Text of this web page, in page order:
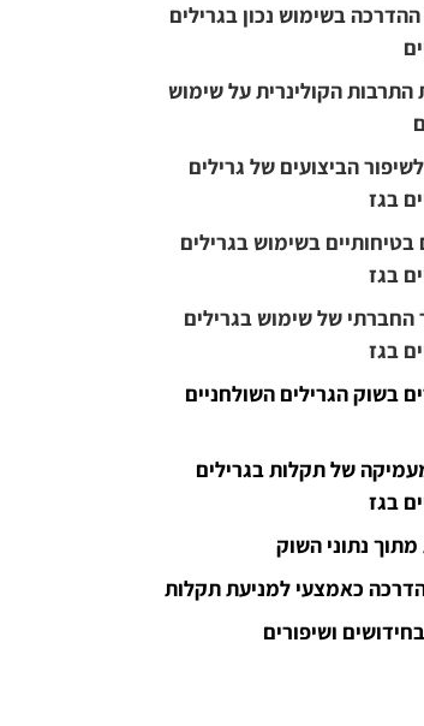
בשימוש נכון בגרילים
הקולינרית על שימוש
הביצועים של גרילים
בגז
בטיחותיים בשימוש בגרילים
בגז
של שימוש בגרילים
בגז
בשוק הגרילים השולחניים
של תקלות בגרילים
בגז
מתוך נתוני השוק
כאמצעי למניעת תקלות
ושיפורים